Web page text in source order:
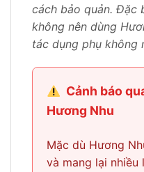
cách bảo quản. Đặc
không nên dùng
tác dụng phụ không
Cảnh báo
Hương Nhu
Mặc dù Hương
và mang lại nhiều